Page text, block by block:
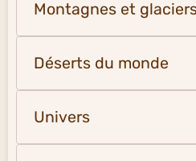
Montagnes et
Déserts du monde
Univers